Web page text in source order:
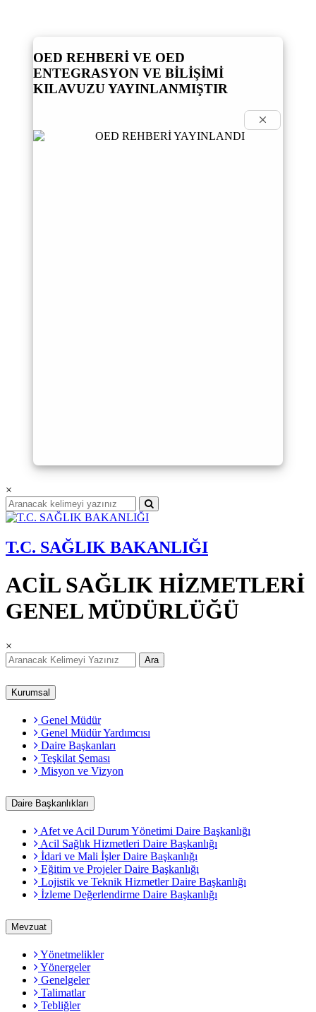
OED REHBERİ VE OED
ENTEGRASYON VE BİLİŞİMİ
KILAVUZU YAYINLANMIŞTIR
×
×
T.C. SAĞLIK BAKANLIĞI
ACİL SAĞLIK HİZMETLERİ
GENEL MÜDÜRLÜĞÜ
×
Ara
Kurumsal
Genel Müdür
Genel Müdür Yardımcısı
Daire Başkanları
Teşkilat Şeması
Misyon ve Vizyon
Daire Başkanlıkları
Afet ve Acil Durum Yönetimi Daire Başkanlığı
Acil Sağlık Hizmetleri Daire Başkanlığı
İdari ve Mali İşler Daire Başkanlığı
Eğitim ve Projeler Daire Başkanlığı
Lojistik ve Teknik Hizmetler Daire Başkanlığı
İzleme Değerlendirme Daire Başkanlığı
Mevzuat
Yönetmelikler
Yönergeler
Genelgeler
Talimatlar
Tebliğler